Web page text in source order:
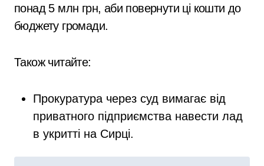
понад 5 млн грн, аби повернути ці кошти до
бюджету громади.
Також читайте:
Прокуратура через суд вимагає від
приватного підприємства навести лад
в укритті на Сирці.